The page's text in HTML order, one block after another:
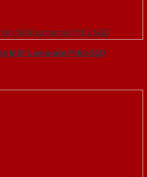
MDF Laminate P1R2-SGD